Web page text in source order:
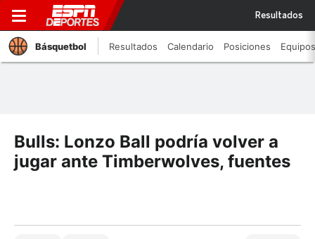
Resultados
Básquetbol Resultados Calendario Posiciones Equipos
Bulls: Lonzo Ball podría volver a
jugar ante Timberwolves, fuentes